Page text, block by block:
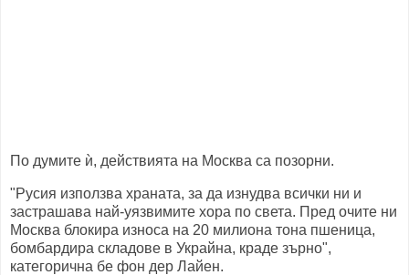
По думите ѝ, действията на Москва са позорни.
"Русия използва храната, за да изнудва всички ни и
застрашава най-уязвимите хора по света. Пред очите ни
Москва блокира износа на 20 милиона тона пшеница,
бомбардира складове в Украйна, краде зърно",
категорична бе фон дер Лайен.